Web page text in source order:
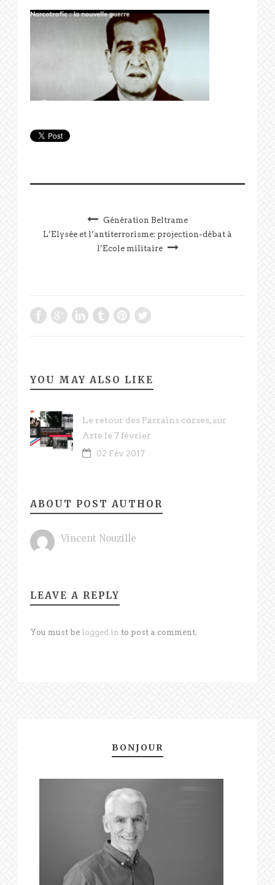
Génération Beltrame
L’Elysée et l’antiterrorisme: projection-débat à
l’Ecole militaire
YOU MAY ALSO LIKE
Le retour des Parrains corses, sur
Arte le 7 février
02 Fév 2017
ABOUT POST AUTHOR
Vincent Nouzille
LEAVE A REPLY
You must be logged in to post a comment.
BONJOUR